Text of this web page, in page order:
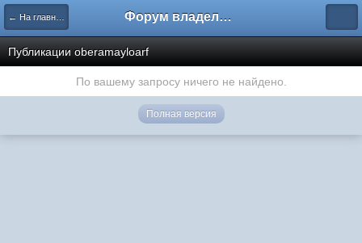
← На главную Форум владельцев интернет-магазинов
Публикации oberamayloarf
По вашему запросу ничего не найдено.
Полная версия